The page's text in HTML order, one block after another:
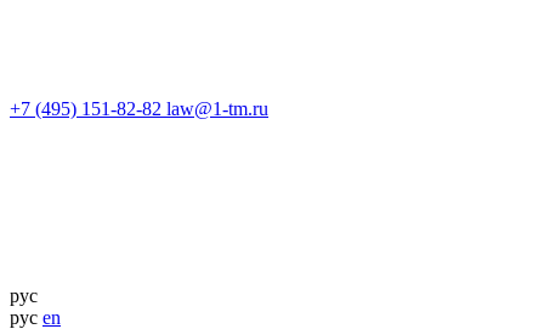
+7 (495) 151-82-82 law@1-tm.ru
рус
рус en